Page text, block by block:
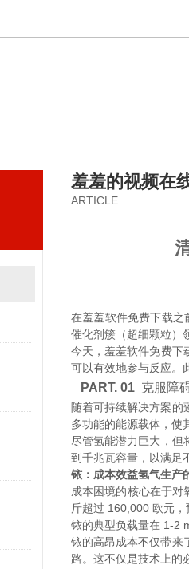
羞羞的视频在
ARTICLE
在羞羞软件免费下载之
催化剂簇（超细颗粒）领
今天，羞羞软件免
可以有效地参与反应
PART. 01 克服障碍
随着可持续解决方案的蓬
多功能的能源载体，使
尽管氢能潜力巨大
到千兆瓦容量，以满
铱：成本效益氢气生
成本困境的核心在于对
斤超过 160,000 欧元
铱的典型负载量在 1-2
铱的高昂成本不仅带来
路。这不仅是技术上